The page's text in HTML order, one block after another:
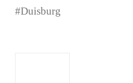
#Duisburg